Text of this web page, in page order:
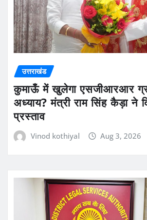
उत्तराखंड
कुमाऊँ में खुलेगा एसजीआरआर
अध्याय? मंत्री राम सिंह कैड़ा ने
प्रस्ताव
Vinod kothiyal Aug 3, 2026